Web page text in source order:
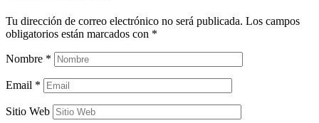
Tu dirección de correo electrónico no será publicada. Los campos
obligatorios están marcados con *
Nombre *
Email *
Sitio Web